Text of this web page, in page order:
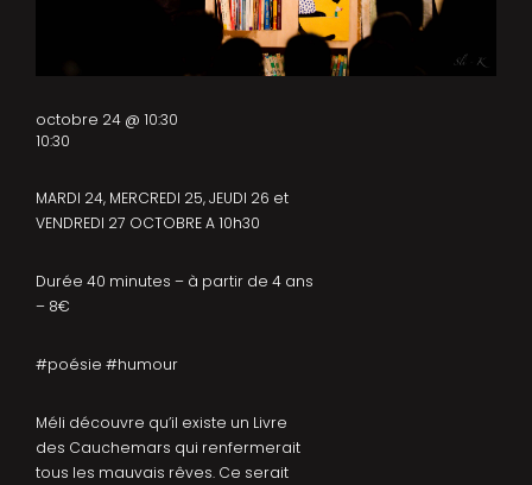
MARDI 24, MERCREDI 25, JEUDI 26 et
VENDREDI 27 OCTOBRE A 10h30
Durée 40 minutes – à partir de 4 ans
– 8€
#poésie #humour
Méli découvre qu’il existe un Livre
des Cauchemars qui renfermerait
tous les mauvais rêves. Ce serait
octobre 24 @ 10:30
10:30